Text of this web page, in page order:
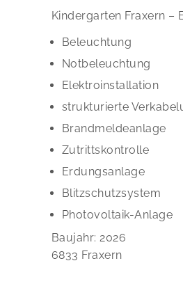
Kindergarten Fraxern –
Beleuchtung
Notbeleuchtung
Elektroinstallation
strukturierte
Brandmeldeanlage
Zutrittskontrolle
Erdungsanlage
Blitzschutzsystem
Photovoltaik-Anlage
Baujahr: 2026
6833 Fraxern